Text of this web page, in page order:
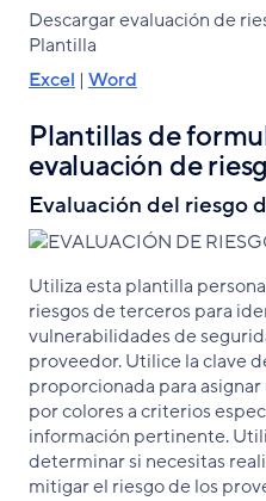
Descargar evaluación de
Plantilla
Excel | Word
Plantillas de
evaluación de
Evaluación del riesgo
Utiliza esta plantilla
riesgos de terceros para
vulnerabilidades de
proveedor. Utilice la clave
proporcionada para
por colores a criterios
información pertinente.
determinar si necesitas
mitigar el riesgo de los